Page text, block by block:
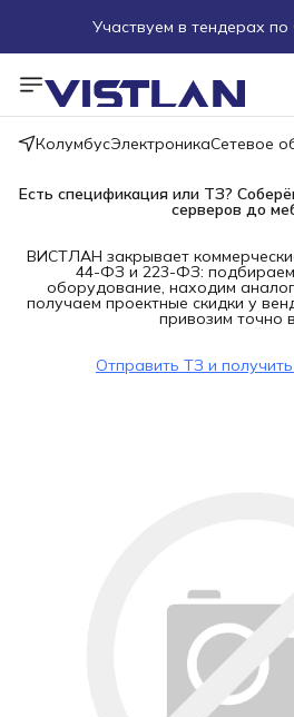
Участвуем в тендерах
КолумбусЭлектроникаСетевое
Есть спецификация или ТЗ?
серверов до
ВИСТЛАН закрывает
44-ФЗ и 223-ФЗ:
оборудование, находим
получаем проектные скидки у
привозим точно
Отправить ТЗ и